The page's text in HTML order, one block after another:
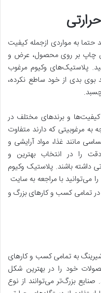
حتما به مواردی از‌جمله کیفیت
چاپ بر روی محصول، عرض و
پلاستیک‌های وکیوم مرغوب
بوی بدی از خود ساطع نکرده،
کیفیت‌ها و برند‌های مختلف در
به مرغوبیتی که دارند متفاوت
مانند غذا، مواد آرایشی و
دقت را در انتخاب بهترین و
داشته باشند. پلاستیک وکیوم
می‌توانید با مراجعه به سایت
در تمامی کسب و کار‌های بزرگ و
به تمامی کسب و کار‌های
خود را در بهترین شکل
بزرگ‌تر می‌توانند از نوع